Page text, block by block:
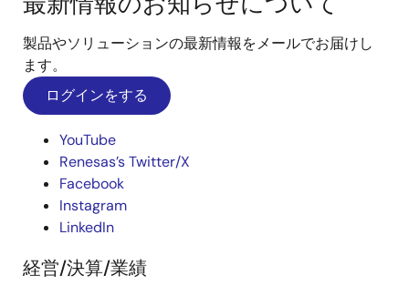
製品やソリューションの最新情報をメールでお届けし
ます。
ログインをする
YouTube
Renesas’s Twitter/X
Facebook
Instagram
LinkedIn
経営/決算/業績